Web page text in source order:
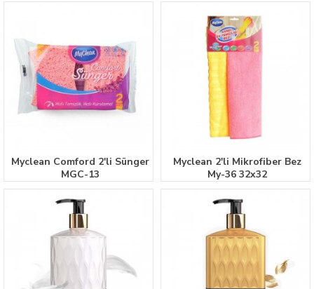
Myclean Comford 2'li Sünger
MGC-13
Myclean 2'li Mikrofiber Bez
My-36 32x32